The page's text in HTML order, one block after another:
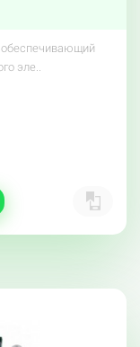
обеспечивающий
эле..